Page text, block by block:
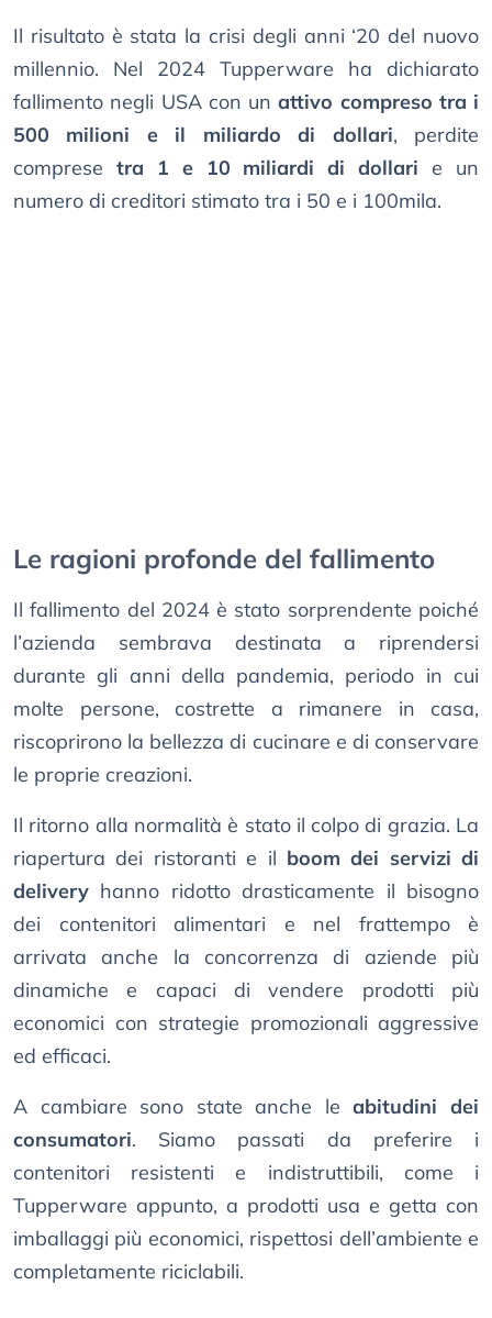
Il risultato è stata la crisi degli anni ‘20 del nuovo
millennio. Nel 2024 Tupperware ha dichiarato
fallimento negli USA con unattivo compreso tra i
500 milioni e il miliardo di dollari, perdite
comprese tra 1 e 10 miliardi di dollari e un
numero di creditori stimato tra i 50 e i 100mila.
Le ragioni profonde del fallimento
Il fallimento del 2024 è stato sorprendente poiché
l’azienda sembrava destinata a riprendersi
durante gli anni della pandemia, periodo in cui
molte persone, costrette a rimanere in casa,
riscoprirono la bellezza di cucinare e di conservare
le proprie creazioni.
Il ritorno alla normalità è stato il colpo di grazia. La
riapertura dei ristoranti e il boom dei servizi di
delivery hanno ridotto drasticamente il bisogno
dei contenitori alimentari e nel frattempo è
arrivata anche la concorrenza di aziende più
dinamiche e capaci di vendere prodotti più
economici con strategie promozionali aggressive
ed efficaci.
A cambiare sono state anche leabitudini dei
consumatori. Siamo passati da preferire i
contenitori resistenti e indistruttibili, come i
Tupperware appunto, a prodotti usa e getta con
imballaggi più economici, rispettosi dell’ambiente e
completamente riciclabili.